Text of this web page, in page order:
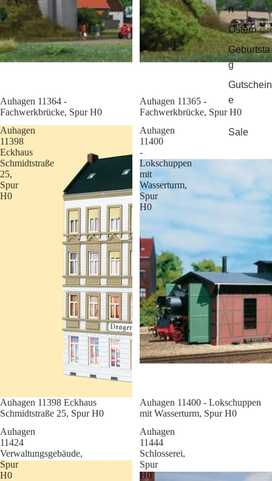
n
Ostern
Geburtsta
g
Gutschein
e
Sale
Sale
Auhagen 11364 -
Fachwerkbrücke, Spur H0
Sale
Auhagen 11365 -
Fachwerkbrücke, Spur H0
Auhagen
11398
Eckhaus
Schmidtstraße
25,
Spur
H0
Sale
Auhagen 11398 Eckhaus
Schmidtstraße 25, Spur H0
Auhagen
11400
-
Lokschuppen
mit
Wasserturm,
Spur
H0
Sale
Auhagen 11400 - Lokschuppen
mit Wasserturm, Spur H0
Auhagen
11424
Verwaltungsgebäude,
Spur
H0
Auhagen
11444
Schlosserei,
Spur
H0